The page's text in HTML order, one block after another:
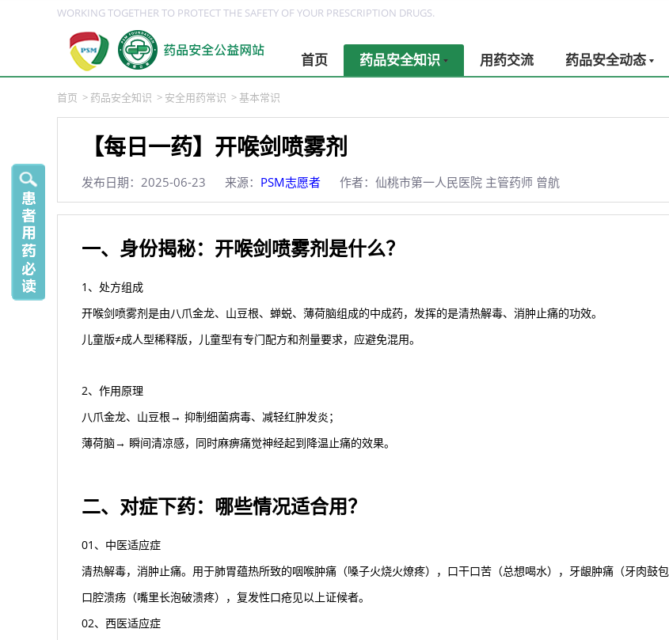
WORKING TOGETHER TO PROTECT THE SAFETY OF YOUR PRESCRIPTION DRUGS.
首页 药品安全知识 用药交流 药品安全动态
首页 > 药品安全知识 > 安全用药常识 >基本常识
【每日一药】开喉剑喷雾剂
发布日期：2025-06-23 来源： PSM志愿者 作者：仙桃市第一人民医院 主管药师 曾航
一、身份揭秘：开喉剑喷雾剂是什么？
1、处方组成
开喉剑喷雾剂是由八爪金龙、山豆根、蝉蜕、薄荷脑组成的中成药，发挥的是清热解毒、消肿止痛的功效。
儿童版≠成人型稀释版，儿童型有专门配方和剂量要求，应避免混用。
2、作用原理
八爪金龙、山豆根→ 抑制细菌病毒、减轻红肿发炎；
薄荷脑→ 瞬间清凉感，同时麻痹痛觉神经起到降温止痛的效果。
二、对症下药：哪些情况适合用？
01、中医适应症
清热解毒，消肿止痛。用于肺胃蕴热所致的咽喉肿痛（嗓子火烧火燎疼），口干口苦（总想喝水），牙龈肿痛（牙肉鼓
口腔溃疡（嘴里长泡破溃疼），复发性口疮见以上证候者。
02、西医适应症